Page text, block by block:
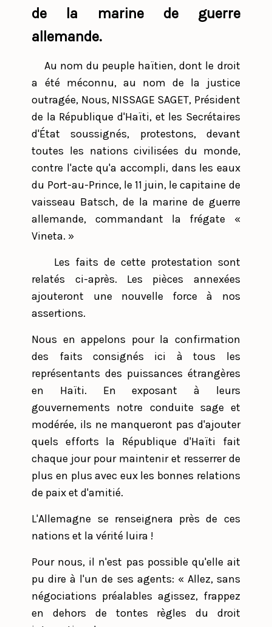
de la marine de guerre
allemande.
Au nom du peuple haïtien, dont le droit
a été méconnu, au nom de la justice
outragée, Nous, NISSAGE SAGET, Président
de la République d'Haïti, et les Secrétaires
d'État soussignés, protestons, devant
toutes les nations civilisées du monde,
contre l'acte qu'a accompli, dans les eaux
du Port-au-Prince, le 11 juin, le capitaine de
vaisseau Batsch, de la marine de guerre
allemande, commandant la frégate «
Vineta. »
Les faits de cette protestation sont
relatés ci-après. Les pièces annexées
ajouteront une nouvelle force à nos
assertions.
Nous en appelons pour la confirmation
des faits consignés ici à tous les
représentants des puissances étrangères
en Haïti. En exposant à leurs
gouvernements notre conduite sage et
modérée, ils ne manqueront pas d'ajouter
quels efforts la République d'Haïti fait
chaque jour pour maintenir et resserrer de
plus en plus avec eux les bonnes relations
de paix et d'amitié.
L'Allemagne se renseignera près de ces
nations et la vérité luira !
Pour nous, il n'est pas possible qu'elle ait
pu dire à l'un de ses agents: « Allez, sans
négociations préalables agissez, frappez
en dehors de tontes règles du droit